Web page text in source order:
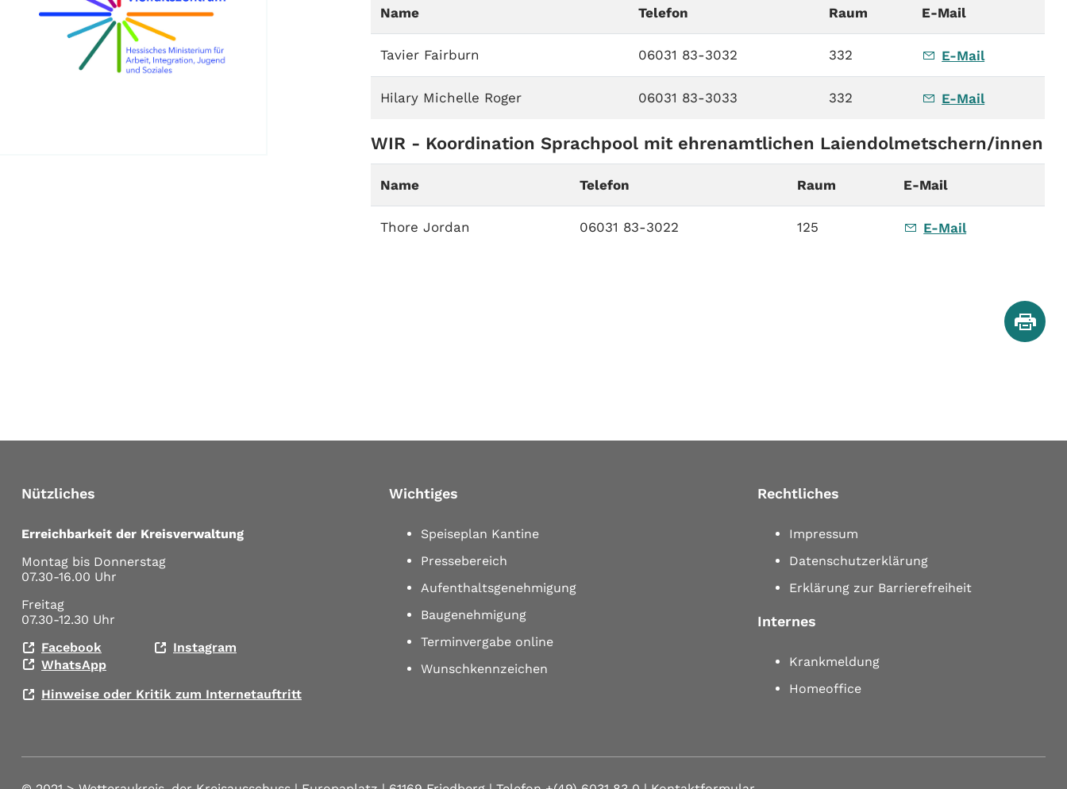
Name Telefon Raum E-Mail
Tavier Fairburn 06031 83-3032 332 E-Mail
Hilary Michelle Roger 06031 83-3033 332 E-Mail
WIR - Koordination Sprachpool mit ehrenamtlichen Laiendolmetschern/innen
Name Telefon Raum E-Mail
Thore Jordan 06031 83-3022 125 E-Mail
Nützliches
Erreichbarkeit der Kreisverwaltung
Montag bis Donnerstag
07.30-16.00 Uhr
Freitag
07.30-12.30 Uhr
Facebook
Instagram
WhatsApp
Hinweise oder Kritik zum Internetauftritt
Wichtiges
Speiseplan Kantine
Pressebereich
Aufenthaltsgenehmigung
Baugenehmigung
Terminvergabe online
Wunschkennzeichen
Rechtliches
Impressum
Datenschutzerklärung
Erklärung zur Barrierefreiheit
Internes
Krankmeldung
Homeoffice